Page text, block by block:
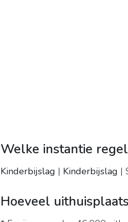
Welke instantie
Kinderbijslag | Kinderbijslag |
Hoeveel